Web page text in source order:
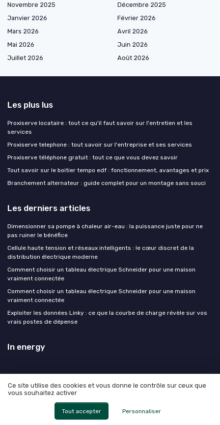
Novembre 2025
Décembre 2025
Janvier 2026
Février 2026
Mars 2026
Avril 2026
Mai 2026
Juin 2026
Juillet 2026
Août 2026
Les plus lus
Proxiserve locataire : tout ce qu'il faut savoir sur l'entretien et les
services
Proxiserve telephone : tout savoir sur l'entreprise et ses services
Proxiserve téléphone gratuit : tout ce que vous devez savoir
Tout savoir sur le boitier tempo edf : fonctionnement, avantages et prix
Branchement alternateur : guide complet pour un montage sans souci
Les derniers articles
Dimensionner sa pompe à chaleur air-eau : la puissance juste pour ne
pas ruiner le bénéfice
Cellule haute tension et réseaux intelligents : le cœur discret de la
distribution électrique moderne
Comment choisir un tableau électrique Schneider pour une maison
vraiment connectée
Comment choisir un tableau électrique Schneider pour une maison
vraiment connectée
Exploiter les données Linky : ce que la courbe de charge révèle sur vos
vrais postes de dépense
In energy
Mentions légales
© In energy 2026
Ce site utilise des cookies et vous donne le contrôle sur ceux que
vous souhaitez activer
Tout accepter Personnaliser